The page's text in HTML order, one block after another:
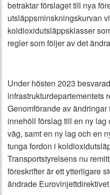
betraktar förslaget till nya
utsläppsminskningskurvan
koldioxidutsläppsklasser
regler som följer av det
Under hösten 2023
infrastrukturdepartementets
Genomförande av
innehöll förslag till en ny lag
väg, samt en ny lag och en
tunga fordon i
Transportstyrelsens nu
föreskrifter är ett ytterligare
ändrade